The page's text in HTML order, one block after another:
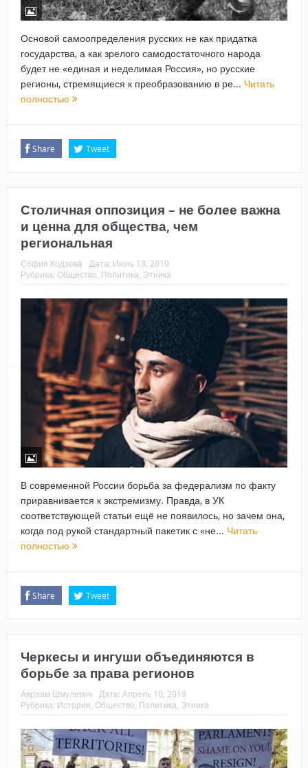
Основой самоопределения русских не как придатка
государства, а как зрелого самодостаточного народа
будет не «единая и неделимая Россия», но русские
регионы, стремящиеся к преобразованию в ре... Читать
полностью
Share Tweet
Столичная оппозиция – не более важна
и ценна для общества, чем
региональная
София Кодзова Дата: Июнь 13, 2019
Рубрика: Общество Политика Этника
В современной России борьба за федерализм по факту
приравнивается к экстремизму. Правда, в УК
соответствующей статьи ещё не появилось, но зачем она,
когда под рукой стандартный пакетик с «не... Читать
полностью
Share Tweet
Черкесы и ингуши объединяются в
борьбе за права регионов
Авраам Шмулевич Дата: Апрель 10, 2019
Рубрика: История, Общество, Политика, Этника